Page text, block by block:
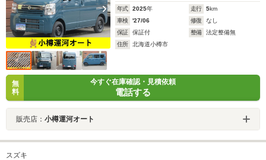
年式 2025年 走行 5km
車検
'27/06 修復
なし
保証
保証付 整備
法定整備無
住所
北海道小樽市
無
料
今すぐ在庫確認・見積依頼
電話する
販売店： 小樽運河オート
スズキ